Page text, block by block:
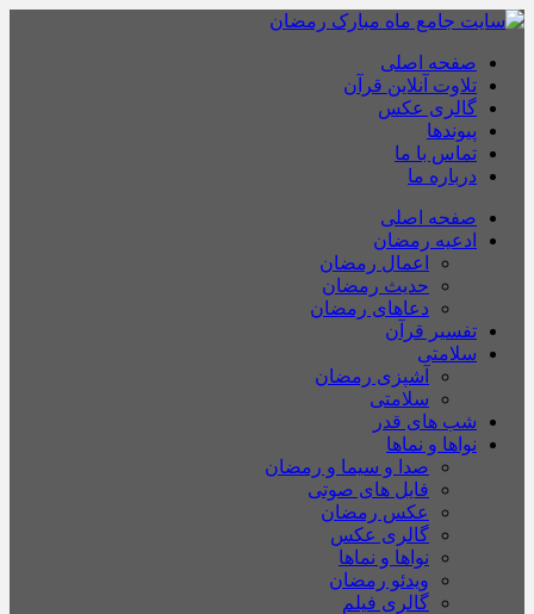
صفحه اصلی
تلاوت آنلاین قرآن
گالری عکس
پیوندها
تماس با ما
درباره ما
صفحه اصلی
ادعیه رمضان
اعمال رمضان
حدیث رمضان
دعاهای رمضان
تفسیر قرآن
سلامتی
آشپزی رمضان
سلامتی
شب های قدر
نواها و نماها
صدا و سیما و رمضان
فایل های صوتی
عکس رمضان
گالری عکس
نواها و نماها
ویدئو رمضان
گالری فیلم